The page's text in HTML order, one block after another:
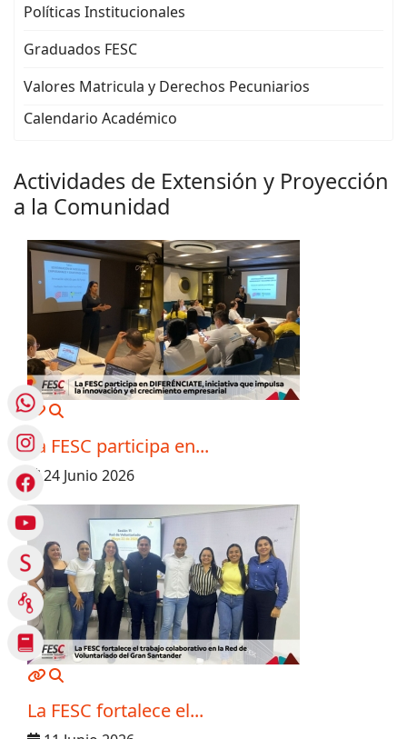
Políticas Institucionales
Graduados FESC
Valores Matricula y Derechos Pecuniarios
Calendario Académico
Actividades de Extensión y Proyección
a la Comunidad
MOD_JTCS_VIEW_ARTICLE_LINK
La FESC participa en...
24 Junio 2026
MOD_JTCS_VIEW_ARTICLE_LINK
La FESC fortalece el...